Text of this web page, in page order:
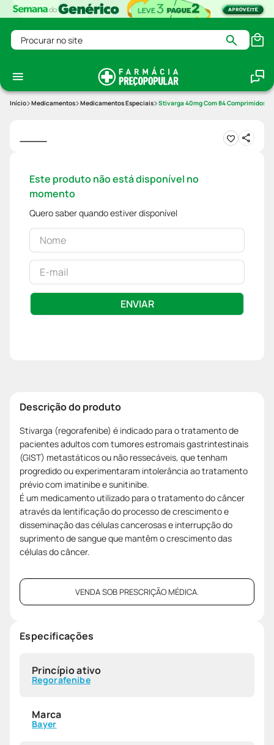
Procurar no site
Medicamentos Medicamentos Especiais Stivarga 40mg Com 84 Comprimidos
Este produto não está disponível no
momento
Quero saber quando estiver disponível
ENVIAR
Descrição do produto
Stivarga (regorafenibe) é indicado para o tratamento de
pacientes adultos com tumores estromais gastrintestinais
(GIST) metastáticos ou não ressecáveis, que tenham
progredido ou experimentaram intolerância ao tratamento
prévio com imatinibe e sunitinibe.
É um medicamento utilizado para o tratamento do câncer
através da lentificação do processo de crescimento e
disseminação das células cancerosas e interrupção do
suprimento de sangue que mantêm o crescimento das
células do câncer.
VENDA SOB PRESCRIÇÃO MÉDICA.
Especificações
Princípio ativo
Regorafenibe
Marca
Bayer